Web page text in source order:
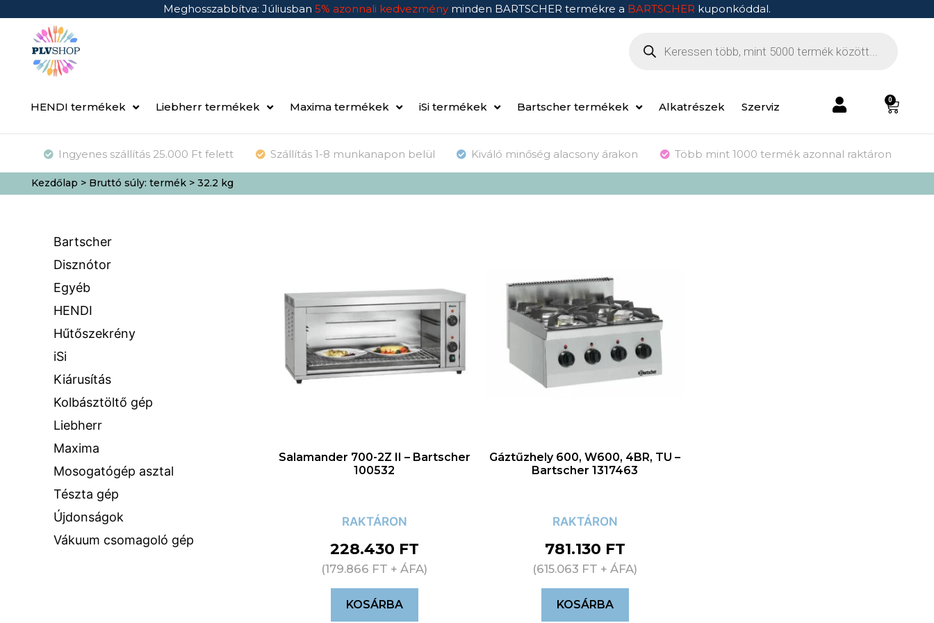
Meghosszabbítva: Júliusban 5% azonnali kedvezmény minden BARTSCHER termékre a BARTSCHER kuponkóddal.
HENDI termékek Liebherr termékek Maxima termékek iSi termékek Bartscher termékek Alkatrészek Szerviz
0
Ingyenes szállítás 25.000 Ft felett Szállítás 1-8 munkanapon belül Kiváló minőség alacsony árakon Több mint 1000 termék azonnal raktáron
Kezdőlap > Bruttó súly: termék > 32.2 kg
Bartscher
Disznótor
Egyéb
HENDI
Hűtőszekrény
iSi
Kiárusítás
Kolbásztöltő gép
Liebherr
Maxima
Mosogatógép asztal
Tészta gép
Újdonságok
Vákuum csomagoló gép
Salamander 700-2Z II – Bartscher
100532
RAKTÁRON
228.430 FT
(179.866 FT + ÁFA)
KOSÁRBA
Gáztűzhely 600, W600, 4BR, TU –
Bartscher 1317463
RAKTÁRON
781.130 FT
(615.063 FT + ÁFA)
KOSÁRBA